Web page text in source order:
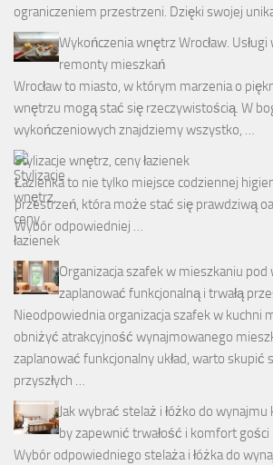
ograniczeniem przestrzeni. Dzięki swojej
Wykończenia wnętrz Wrocław.
remonty mieszkań
Wrocław to miasto, w którym marzenia o
wnętrzu mogą stać się rzeczywistością. W
wykończeniowych znajdziemy wszystko, …
Stylizacje wnętrz, ceny łazienek
Łazienka to nie tylko miejsce codziennej
przestrzeń, która może stać się prawdziwą
Wybór odpowiedniej …
Organizacja szafek w mieszkaniu pod
zaplanować funkcjonalną i trwałą
Nieodpowiednia organizacja szafek w kuchni
obniżyć atrakcyjność wynajmowanego
zaplanować funkcjonalny układ, warto skupić
przyszłych …
Jak wybrać stelaż i łóżko do
by zapewnić trwałość i komfort gości
Wybór odpowiedniego stelaża i łóżka do